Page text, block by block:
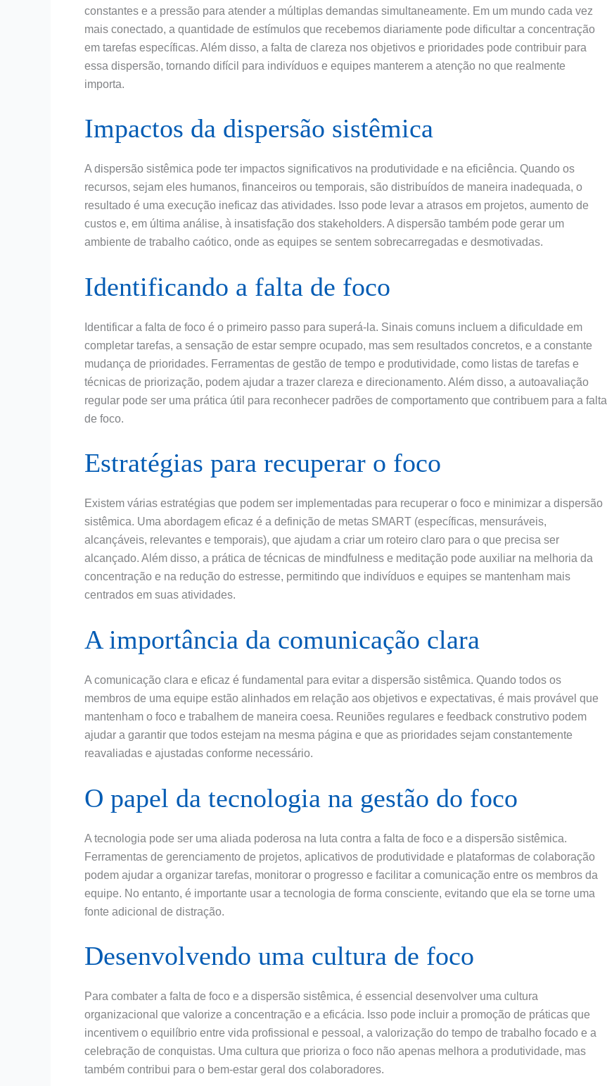
constantes e a pressão para atender a múltiplas demandas simultaneamente. Em um mundo cada vez
mais conectado, a quantidade de estímulos que recebemos diariamente pode dificultar a concentração
em tarefas específicas. Além disso, a falta de clareza nos objetivos e prioridades pode contribuir para
essa dispersão, tornando difícil para indivíduos e equipes manterem a atenção no que realmente
importa.
Impactos da dispersão sistêmica
A dispersão sistêmica pode ter impactos significativos na produtividade e na eficiência. Quando os
recursos, sejam eles humanos, financeiros ou temporais, são distribuídos de maneira inadequada, o
resultado é uma execução ineficaz das atividades. Isso pode levar a atrasos em projetos, aumento de
custos e, em última análise, à insatisfação dos stakeholders. A dispersão também pode gerar um
ambiente de trabalho caótico, onde as equipes se sentem sobrecarregadas e desmotivadas.
Identificando a falta de foco
Identificar a falta de foco é o primeiro passo para superá-la. Sinais comuns incluem a dificuldade em
completar tarefas, a sensação de estar sempre ocupado, mas sem resultados concretos, e a constante
mudança de prioridades. Ferramentas de gestão de tempo e produtividade, como listas de tarefas e
técnicas de priorização, podem ajudar a trazer clareza e direcionamento. Além disso, a autoavaliação
regular pode ser uma prática útil para reconhecer padrões de comportamento que contribuem para a falta
de foco.
Estratégias para recuperar o foco
Existem várias estratégias que podem ser implementadas para recuperar o foco e minimizar a dispersão
sistêmica. Uma abordagem eficaz é a definição de metas SMART (específicas, mensuráveis,
alcançáveis, relevantes e temporais), que ajudam a criar um roteiro claro para o que precisa ser
alcançado. Além disso, a prática de técnicas de mindfulness e meditação pode auxiliar na melhoria da
concentração e na redução do estresse, permitindo que indivíduos e equipes se mantenham mais
centrados em suas atividades.
A importância da comunicação clara
A comunicação clara e eficaz é fundamental para evitar a dispersão sistêmica. Quando todos os
membros de uma equipe estão alinhados em relação aos objetivos e expectativas, é mais provável que
mantenham o foco e trabalhem de maneira coesa. Reuniões regulares e feedback construtivo podem
ajudar a garantir que todos estejam na mesma página e que as prioridades sejam constantemente
reavaliadas e ajustadas conforme necessário.
O papel da tecnologia na gestão do foco
A tecnologia pode ser uma aliada poderosa na luta contra a falta de foco e a dispersão sistêmica.
Ferramentas de gerenciamento de projetos, aplicativos de produtividade e plataformas de colaboração
podem ajudar a organizar tarefas, monitorar o progresso e facilitar a comunicação entre os membros da
equipe. No entanto, é importante usar a tecnologia de forma consciente, evitando que ela se torne uma
fonte adicional de distração.
Desenvolvendo uma cultura de foco
Para combater a falta de foco e a dispersão sistêmica, é essencial desenvolver uma cultura
organizacional que valorize a concentração e a eficácia. Isso pode incluir a promoção de práticas que
incentivem o equilíbrio entre vida profissional e pessoal, a valorização do tempo de trabalho focado e a
celebração de conquistas. Uma cultura que prioriza o foco não apenas melhora a produtividade, mas
também contribui para o bem-estar geral dos colaboradores.